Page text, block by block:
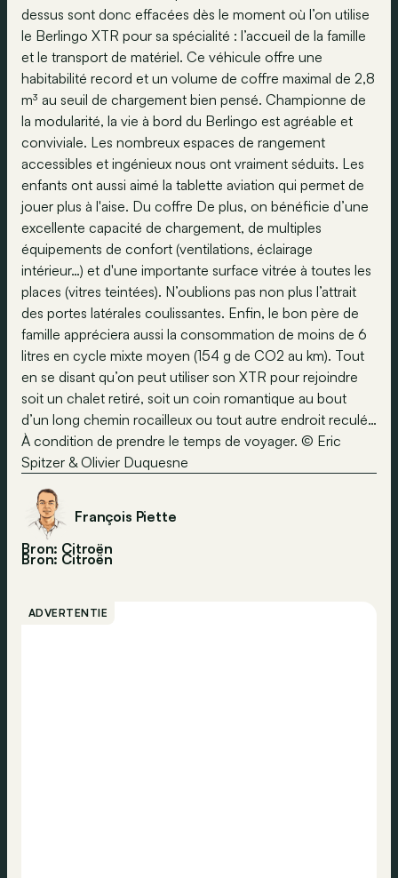
dessus sont donc effacées dès le moment où l’on utilise
le Berlingo XTR pour sa spécialité : l’accueil de la famille
et le transport de matériel. Ce véhicule offre une
habitabilité record et un volume de coffre maximal de 2,8
m³ au seuil de chargement bien pensé. Championne de
la modularité, la vie à bord du Berlingo est agréable et
conviviale. Les nombreux espaces de rangement
accessibles et ingénieux nous ont vraiment séduits. Les
enfants ont aussi aimé la tablette aviation qui permet de
jouer plus à l'aise. Du coffre De plus, on bénéficie d’une
excellente capacité de chargement, de multiples
équipements de confort (ventilations, éclairage
intérieur…) et d'une importante surface vitrée à toutes les
places (vitres teintées). N’oublions pas non plus l’attrait
des portes latérales coulissantes. Enfin, le bon père de
famille appréciera aussi la consommation de moins de 6
litres en cycle mixte moyen (154 g de CO2 au km). Tout
en se disant qu’on peut utiliser son XTR pour rejoindre
soit un chalet retiré, soit un coin romantique au bout
d’un long chemin rocailleux ou tout autre endroit reculé…
À condition de prendre le temps de voyager. © Eric
Spitzer & Olivier Duquesne
François Piette
Bron: Citroën
Bron: Citroën
ADVERTENTIE